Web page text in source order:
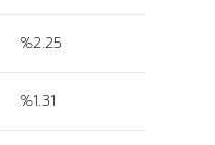
%2.25
%1.31